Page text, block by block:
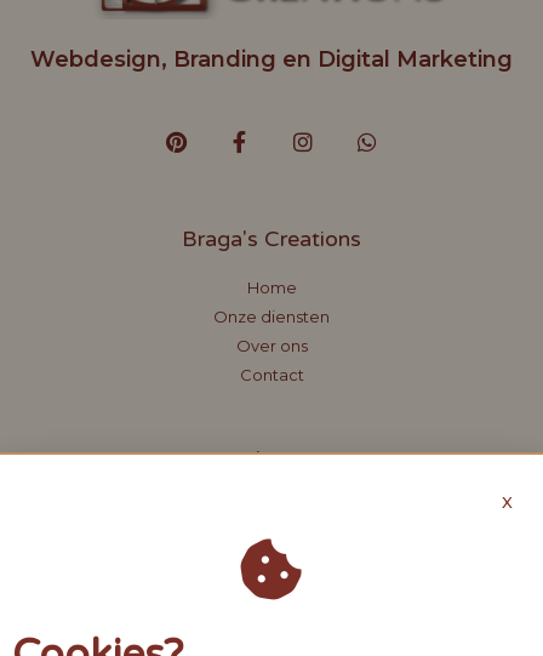
Webdesign, Branding en Digital Marketing
Braga's Creations
Home
Onze diensten
Over ons
Contact
About
Algemene voorwaarden
Privacybeleid
X